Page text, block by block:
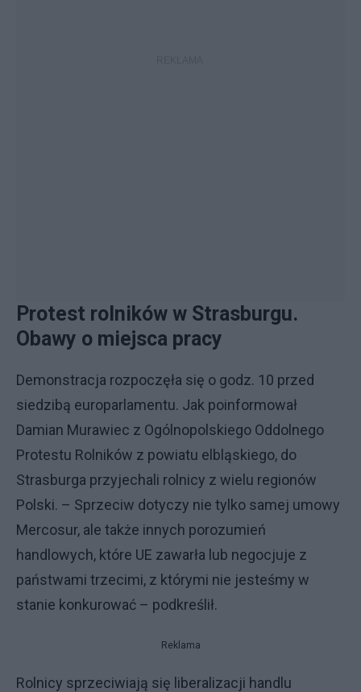
Protest rolników w Strasburgu.
Obawy o miejsca pracy
Demonstracja rozpoczęła się o godz. 10 przed
siedzibą europarlamentu. Jak poinformował
Damian Murawiec z Ogólnopolskiego Oddolnego
Protestu Rolników z powiatu elbląskiego, do
Strasburga przyjechali rolnicy z wielu regionów
Polski. – Sprzeciw dotyczy nie tylko samej umowy
Mercosur, ale także innych porozumień
handlowych, które UE zawarła lub negocjuje z
państwami trzecimi, z którymi nie jesteśmy w
stanie konkurować – podkreślił.
Reklama
Rolnicy sprzeciwiają się liberalizacji handlu